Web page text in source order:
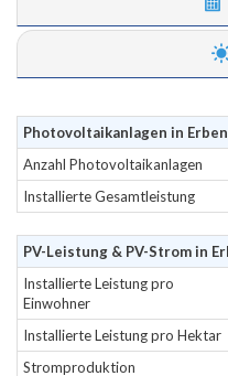
Photovoltaikanlagen in
Anzahl Photovoltaikanlagen
Installierte Gesamtleistung
PV-Leistung & PV-Strom in
Installierte Leistung pro
Einwohner
Installierte Leistung pro Hektar
Stromproduktion